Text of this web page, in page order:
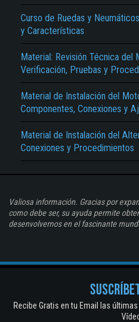
Curso de Ruedas y
y Características
Material: Revisión Técnica del
Verificación, Pruebas y
Material de Instalación del
Componentes, Conexiones y
Material de Instalación del
Conexiones y Procedimientos
Valiosa información. Gracias por
como debe ser, su ayuda permite
desenvolvernos en el fascinante
Recibe Gratis en tu Email las